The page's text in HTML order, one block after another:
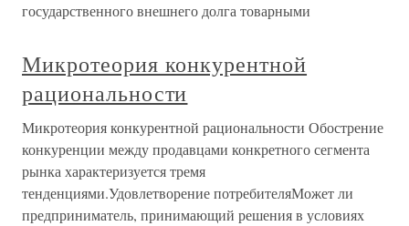
государственного внешнего долга товарными
Микротеория конкурентной
рациональности
Микротеория конкурентной рациональности Обострение
конкуренции между продавцами конкретного сегмента
рынка характеризуется тремя
тенденциями.Удовлетворение потребителяМожет ли
предприниматель, принимающий решения в условиях